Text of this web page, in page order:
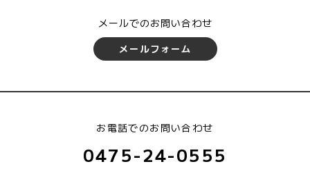
お電話でのお問い合わせ
0475-24-0555
メールでのお問い合わせ
メールフォーム